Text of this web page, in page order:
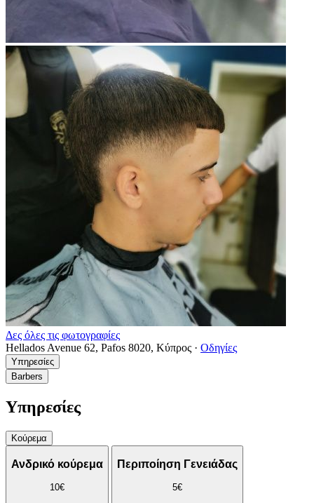
Δες όλες τις φωτογραφίες
Hellados Avenue 62, Pafos 8020, Κύπρος · Οδηγίες
Υπηρεσίες
Barbers
Υπηρεσίες
Κούρεμα
Ανδρικό κούρεμα
10€
Περιποίηση Γενειάδας
5€